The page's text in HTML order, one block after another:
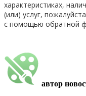
характеристиках,
(или) услуг,
с помощью обратной
автор